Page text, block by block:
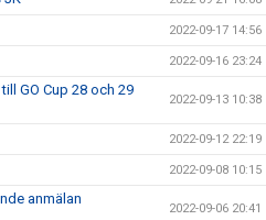
2022-09-17 14:56
2022-09-16 23:24
GO Cup 28 och 29
2022-09-13 10:38
2022-09-12 22:19
2022-09-08 10:15
anmälan
2022-09-06 20:41